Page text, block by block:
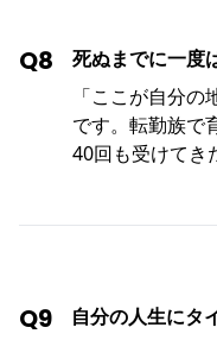
Q8
死ぬまでに一度
「ここが自分
です。転勤族で
40回も受けてき
Q9
自分の人生にタ